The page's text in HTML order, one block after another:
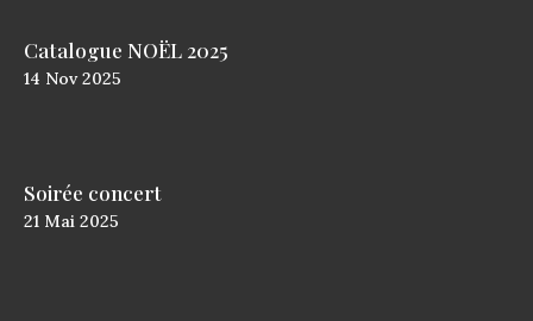
Catalogue NOËL 2025
14 Nov2025
Soirée concert
21 Mai 2025